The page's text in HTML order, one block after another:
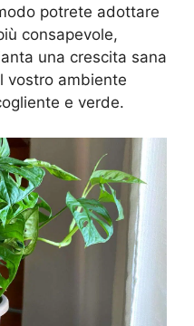
potrete adottare
consapevole,
una crescita sana
vostro ambiente
e verde.